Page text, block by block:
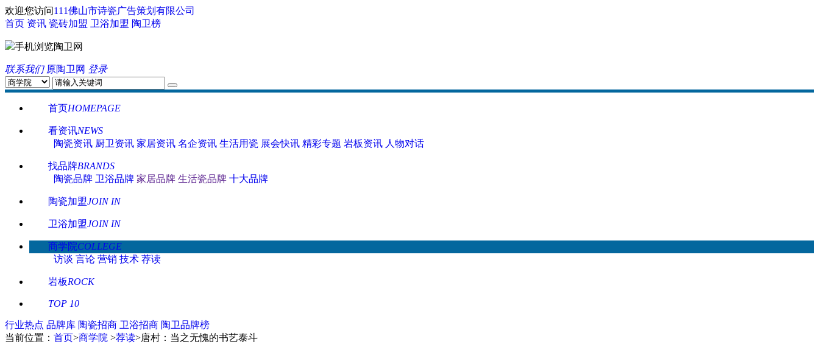
欢迎您访问111佛山市诗瓷广告策划有限公司
首页 资讯 瓷砖加盟 卫浴加盟 陶卫榜
手机浏览陶卫网
联系我们 原陶卫网 登录
首页HOMEPAGE
看资讯NEWS
陶瓷资讯 厨卫资讯 家居资讯 名企资讯 生活用瓷 展会快讯 精彩专题 岩板资讯 人物对话
找品牌BRANDS
陶瓷品牌 卫浴品牌 家居品牌 生活瓷品牌 十大品牌
陶瓷加盟JOIN IN
卫浴加盟JOIN IN
商学院COLLEGE
访谈 言论 营销 技术 荐读
岩板ROCK
TOP 10
行业热点 品牌库 陶瓷招商 卫浴招商 陶卫品牌榜
当前位置： 首页>商学院 >荐读>唐村：当之无愧的书艺泰斗